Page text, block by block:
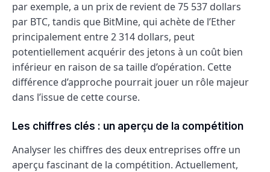
par exemple, a un prix de revient de 75 537 dollars
par BTC, tandis que BitMine, qui achète de l’Ether
principalement entre 2 314 dollars, peut
potentiellement acquérir des jetons à un coût bien
inférieur en raison de sa taille d’opération. Cette
différence d’approche pourrait jouer un rôle majeur
dans l’issue de cette course.
Les chiffres clés : un aperçu de la compétition
Analyser les chiffres des deux entreprises offre un
aperçu fascinant de la compétition. Actuellement,